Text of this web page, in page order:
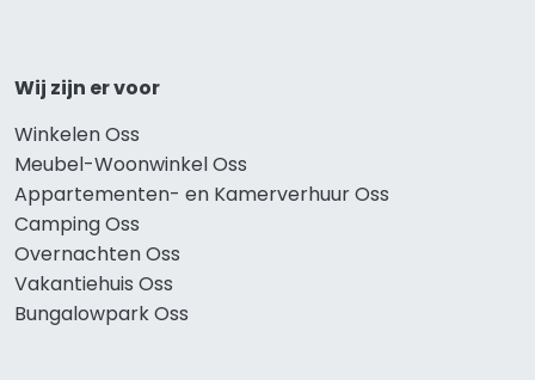
Wij zijn er voor
Winkelen Oss
Meubel-Woonwinkel Oss
Appartementen- en Kamerverhuur Oss
Camping Oss
Overnachten Oss
Vakantiehuis Oss
Bungalowpark Oss